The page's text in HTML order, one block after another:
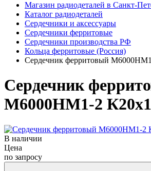
Магазин радиодеталей в Санкт-
Каталог радиодеталей
Сердечники и аксессуары
Сердечники ферритовые
Сердечники производства РФ
Кольца ферритовые (Россия)
Сердечник ферритовый
Сердечник
М6000НМ1-2
В наличии
Цена
по запросу